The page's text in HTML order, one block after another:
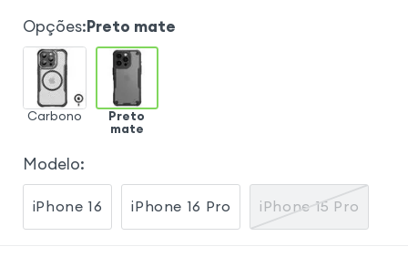
Opções:Preto mate
Carbono Preto
mate
Modelo:
iPhone 16 iPhone 16 Pro iPhone 15 Pro